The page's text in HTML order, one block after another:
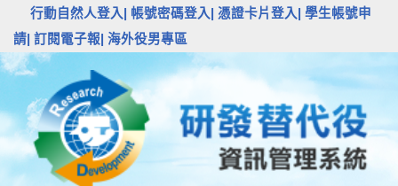
行動自然人登入| 帳號密碼登入| 憑證卡片登入|
學生帳號申
請| 訂閱電子報| 海外役男專區